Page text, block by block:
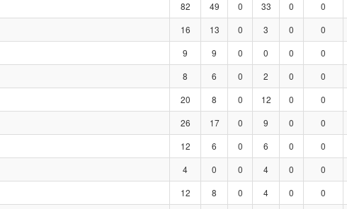
82 49 0 33 0 0
16 13 0 3 0 0
9 9 0 0 0 0
8 6 0 2 0 0
20 8 0 12 0 0
26 17 0 9 0 0
12 6 0 6 0 0
4 0 0 4 0 0
12 8 0 4 0 0